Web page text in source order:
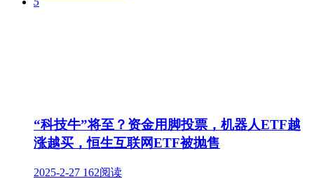
“科技牛”将至？资金用脚投票，机器人ETF越
涨越买，恒生互联网ETF被抛售
2025-2-27 162阅读